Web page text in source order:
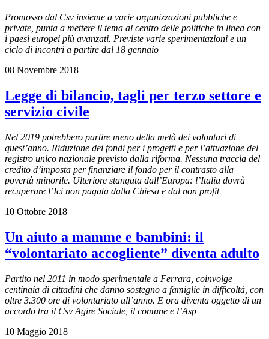
Promosso dal Csv insieme a varie organizzazioni pubbliche e
private, punta a mettere il tema al centro delle politiche in linea con
i paesi europei più avanzati. Previste varie sperimentazioni e un
ciclo di incontri a partire dal 18 gennaio
08 Novembre 2018
Legge di bilancio, tagli per terzo settore e
servizio civile
Nel 2019 potrebbero partire meno della metà dei volontari di
quest’anno. Riduzione dei fondi per i progetti e per l’attuazione del
registro unico nazionale previsto dalla riforma. Nessuna traccia del
credito d’imposta per finanziare il fondo per il contrasto alla
povertà minorile. Ulteriore stangata dall’Europa: l’Italia dovrà
recuperare l’Ici non pagata dalla Chiesa e dal non profit
10 Ottobre 2018
Un aiuto a mamme e bambini: il
“volontariato accogliente” diventa adulto
Partito nel 2011 in modo sperimentale a Ferrara, coinvolge
centinaia di cittadini che danno sostegno a famiglie in difficoltà, con
oltre 3.300 ore di volontariato all’anno. E ora diventa oggetto di un
accordo tra il Csv Agire Sociale, il comune e l’Asp
10 Maggio 2018